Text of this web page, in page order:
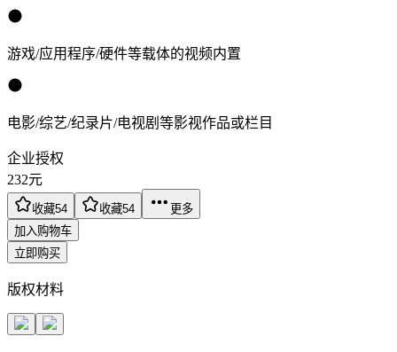
游戏/应用程序/硬件等载体的视频内置
电影/综艺/纪录片/电视剧等影视作品或栏目
企业授权
232元
收藏54 收藏54
更多
加入购物车
立即购买
版权材料